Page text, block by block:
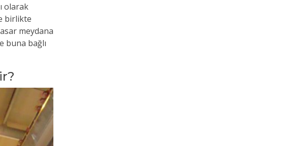
olarak
birlikte
meydana
buna bağlı